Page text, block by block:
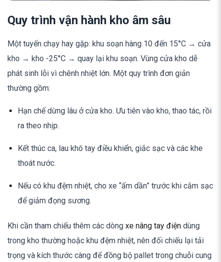
Quy trình vận hành kho âm sâu
Một tuyến chạy hay gặp: khu soạn hàng 10 đến 15°C → cửa
kho → kho -25°C → quay lại khu soạn. Vùng cửa kho dễ
phát sinh lỗi vì chênh nhiệt lớn. Một quy trình đơn giản
thường gồm:
Hạn chế dừng lâu ở cửa kho. Ưu tiên vào kho, thao tác, rồi
ra theo nhịp.
Kết thúc ca, lau khô tay điều khiển, giắc sạc và các khe
thoát nước.
Nếu có khu đệm nhiệt, cho xe “ấm dần” trước khi cắm sạc
để giảm đọng sương.
Khi cần tham chiếu thêm các dòng xe nâng tay điện dùng
trong kho thường hoặc khu đệm nhiệt, nên đối chiếu lại tải
trọng và kích thước càng để đồng bộ pallet trong chuỗi cung